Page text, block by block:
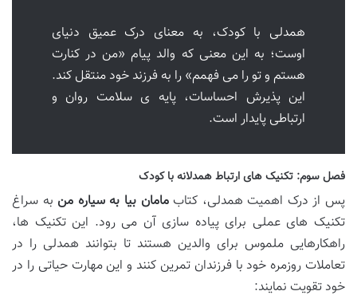
همدلی با کودک، به معنای درک عمیق دنیای
اوست؛ به این معنی که والد پیام «من در کنارت
هستم و تو را می فهمم» را به فرزند خود منتقل کند.
این پذیرش احساسات، پایه ی سلامت روان و
ارتباطی پایدار است.
فصل سوم: تکنیک های ارتباط همدلانه با کودک
پس از درک اهمیت همدلی، کتابمامان بیا به سیاره من به سراغ
تکنیک های عملی برای پیاده سازی آن می رود. این تکنیک ها،
راهکارهایی ملموس برای والدین هستند تا بتوانند همدلی را در
تعاملات روزمره خود با فرزندان تمرین کنند و این مهارت حیاتی را در
خود تقویت نمایند: